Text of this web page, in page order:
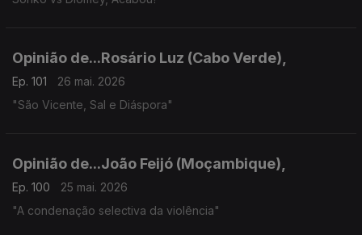
Opinião de...Rosário Luz (Cabo Verde),
Ep. 101
26 mai. 2026
"São Vicente, Sal e Diáspora"
Opinião de...João Feijó (Moçambique),
Ep. 100
25 mai. 2026
"A condenação selectiva da violência"